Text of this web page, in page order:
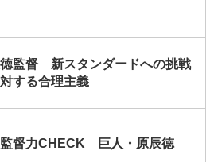
徳監督 新スタンダードへの挑戦
する合理主義
督力CHECK 巨人・原辰徳